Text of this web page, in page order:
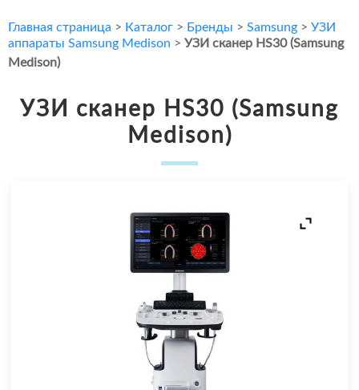
Главная страница > Каталог > Бренды > Samsung > УЗИ
аппараты Samsung Medison > УЗИ сканер HS30 (Samsung
Medison)
УЗИ сканер HS30 (Samsung
Medison)